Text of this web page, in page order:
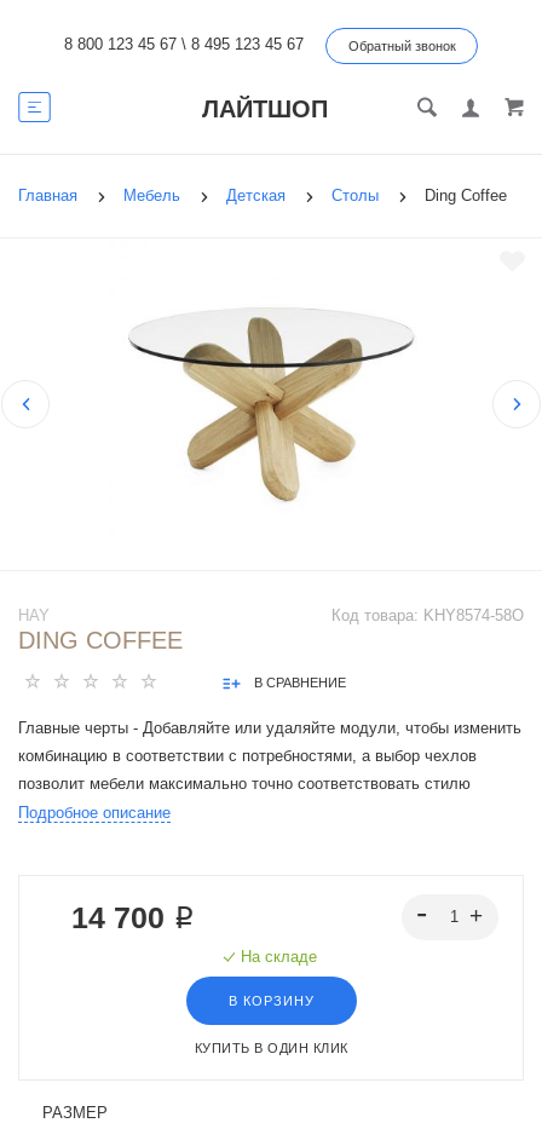
8 800 123 45 67 \ 8 495 123 45 67 Обратный звонок
ЛАЙТШОП
Главная Мебель Детская Столы Ding Coffee
Код товара: KHY8574-58O
HAY
DING COFFEE
В СРАВНЕНИЕ
Главные черты - Добавляйте или удаляйте модули, чтобы изменить
комбинацию в соответствии с потребностями, а выбор чехлов
позволит мебели максимально точно соответствовать стилю
интерьера.
Подробное описание
14 700 ₽
На складе
В КОРЗИНУ
КУПИТЬ В ОДИН КЛИК
РАЗМЕР